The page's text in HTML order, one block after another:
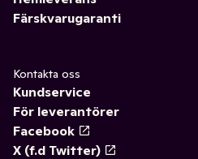
Färskvarugaranti
Kontakta oss
Kundservice
För leverantörer
Facebook
X (f.d Twitter)